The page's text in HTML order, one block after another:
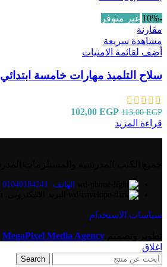
-10%
غير متوفر
مقارنة
مشاهدة سريعة
أضف لقائمة الامنيات
سلاح التلميذ مهارات خامسة ابتدائي
113,00EGP
102,00 EGP
قراءة المزيد
الهاتف: 01040184241
سياسات الاستخدام
MegaPixel Media Agency
اغلاق
Search